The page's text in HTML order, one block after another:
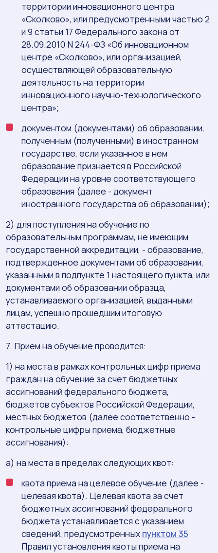
территории инновационного центра
«Сколково», или предусмотренными частью 2
и 9 статьи 17 Федерального закона от
28.09.2010 N 244-ФЗ «Об инновационном
центре «Сколково», или организацией,
осуществляющей образовательную
деятельность на территории
инновационного научно-технологического
центра»;
документом (документами) об образовании,
полученным (полученными) в иностранном
государстве, если указанное в нем
образование признается в Российской
Федерации на уровне соответствующего
образования (далее - документ
иностранного государства об образовании);
2) для поступления на обучение по
образовательным программам, не имеющим
государственной аккредитации, - образование,
подтвержденное документами об образовании,
указанными в подпункте 1 настоящего пункта, или
документами об образовании образца,
устанавливаемого организацией, выданными
лицам, успешно прошедшим итоговую
аттестацию.
7. Прием на обучение проводится:
1) на места в рамках контрольных цифр приема
граждан на обучение за счет бюджетных
ассигнований федерального бюджета,
бюджетов субъектов Российской Федерации,
местных бюджетов (далее соответственно -
контрольные цифры приема, бюджетные
ассигнования):
а) на места в пределах следующих квот:
квота приема на целевое обучение (далее -
целевая квота). Целевая квота за счет
бюджетных ассигнований федерального
бюджета устанавливается с указанием
сведений, предусмотренных пунктом 35
Правил установления квоты приема на